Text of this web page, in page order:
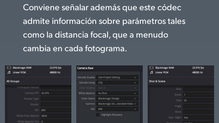
Conviene señalar además que este códec
admite información sobre parámetros tales
como la distancia focal, que a menudo
cambia en cada fotograma.